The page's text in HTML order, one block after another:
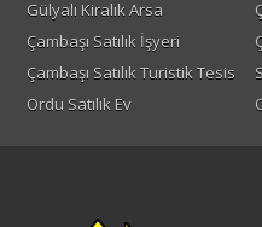
Gülyalı Kiralık Arsa
Çambaşı Satılık İşyeri
Çambaşı Satılık Turistik Tesis
Ordu Satılık Ev